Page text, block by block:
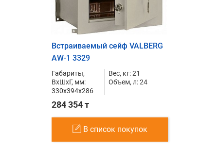
Встраиваемый сейф VALBERG
AW-1 3329
Габариты,
ВxШxГ, мм:
330x394x286
Вес, кг: 21
Объем, л: 24
284 354 т
В список покупок